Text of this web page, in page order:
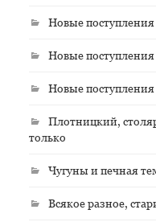
Новые
Новые поступления
Новые
Плотницкий,
только
Чугуны и печная
Всякое разное,